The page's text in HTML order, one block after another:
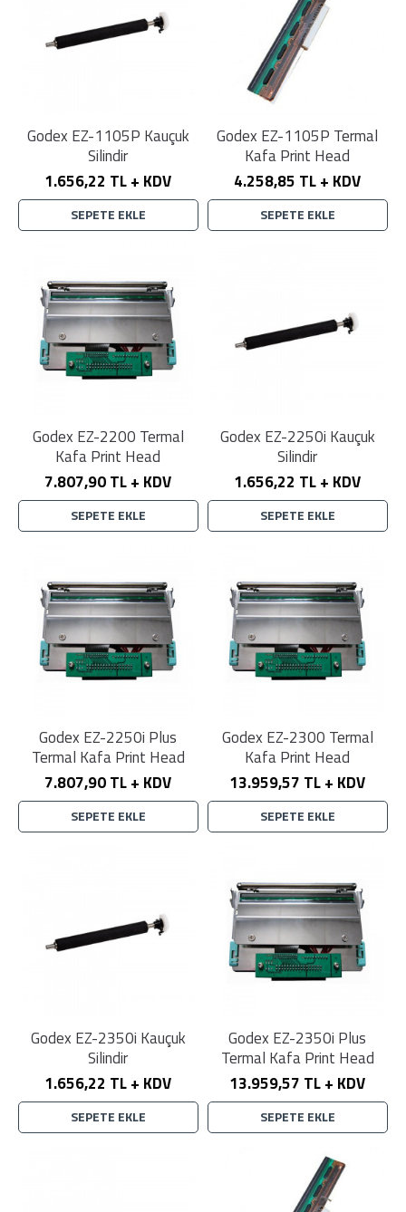
Godex EZ-1105P Kauçuk
Silindir
1.656,22 TL + KDV
SEPETE EKLE
Godex EZ-1105P Termal
Kafa Print Head
4.258,85 TL + KDV
SEPETE EKLE
Godex EZ-2200 Termal
Kafa Print Head
7.807,90 TL + KDV
SEPETE EKLE
Godex EZ-2250i Kauçuk
Silindir
1.656,22 TL + KDV
SEPETE EKLE
Godex EZ-2250i Plus
Termal Kafa Print Head
7.807,90 TL + KDV
SEPETE EKLE
Godex EZ-2300 Termal
Kafa Print Head
13.959,57 TL + KDV
SEPETE EKLE
Godex EZ-2350i Kauçuk
Silindir
1.656,22 TL + KDV
SEPETE EKLE
Godex EZ-2350i Plus
Termal Kafa Print Head
13.959,57 TL + KDV
SEPETE EKLE